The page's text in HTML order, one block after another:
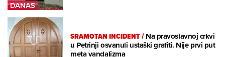
SRAMOTAN INCIDENT/Na pravoslavnoj crkvi
u Petrinji osvanuli ustaški grafiti. Nije prvi put
meta vandalizma